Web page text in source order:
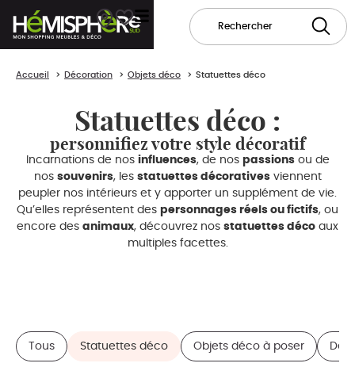
Accueil Décoration Objets déco Statuettes déco
Statuettes déco :
personnifiez votre style décoratif
Incarnations de nos influences, de nos passionsou de
nos souvenirs, les statuettes décorativesviennent
peupler nos intérieurs et y apporter un supplément de vie.
Qu’elles représentent des personnages réels ou fictifs, ou
encore des animaux, découvrez nos statuettes déco aux
multiples facettes.
Tous Statuettes déco Objets déco à poser